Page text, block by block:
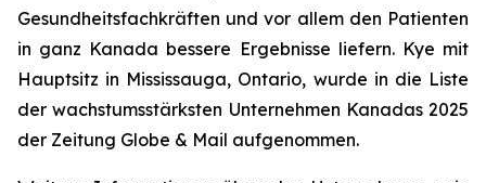
Gesundheitsfachkräften und vor allem den Patienten
in ganz Kanada bessere Ergebnisse liefern. Kye mit
Hauptsitz in Mississauga, Ontario, wurde in die Liste
der wachstumsstärksten Unternehmen Kanadas 2025
der Zeitung Globe & Mail aufgenommen.